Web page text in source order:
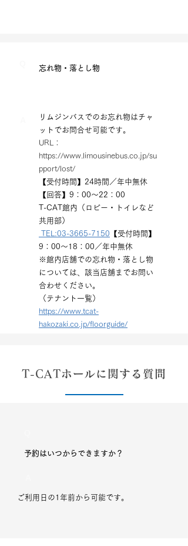
忘れ物・落とし物
リムジンバスでのお忘れ物はチャ
ットでお問合せ可能です。
URL：
https://www.limousinebus.co.jp/su
pport/lost/
【受付時間】24時間／年中無休
【回答】9：00〜22：00
T-CAT館内（ロビー・トイレなど
共用部）
TEL:03-3665-7150 【受付時間】
9：00～18：00／年中無休
※館内店舗での忘れ物・落とし物
については、該当店舗までお問い
合わせください。
（テナント一覧）
https://www.tcat-
hakozaki.co.jp/floorguide/
T-CATホールに関する質問
予約はいつからできますか？
ご利用日の1年前から可能です。